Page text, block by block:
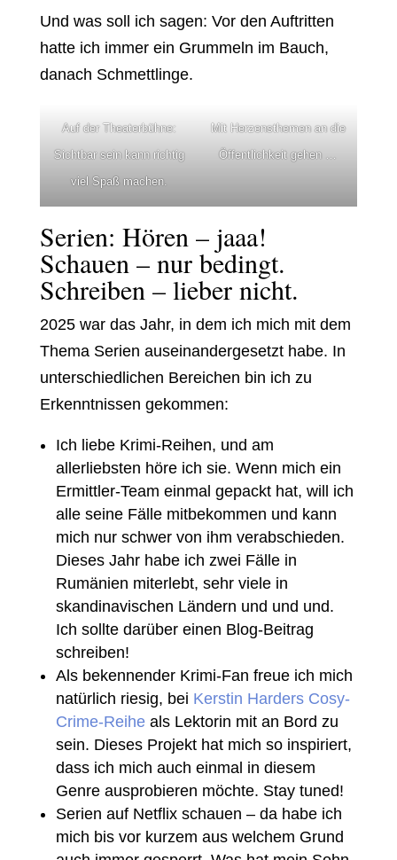
Und was soll ich sagen: Vor den Auftritten
hatte ich immer ein Grummeln im Bauch,
danach Schmettlinge.
Auf der Theaterbühne:
Sichtbar sein kann richtig
viel Spaß machen.
Mit Herzensthemen an die
Öffentlichkeit gehen …
Serien: Hören – jaaa!
Schauen – nur bedingt.
Schreiben – lieber nicht.
2025 war das Jahr, in dem ich mich mit dem
Thema Serien auseinandergesetzt habe. In
unterschiedlichen Bereichen bin ich zu
Erkenntnissen gekommen:
Ich liebe Krimi-Reihen, und am
allerliebsten höre ich sie. Wenn mich ein
Ermittler-Team einmal gepackt hat, will ich
alle seine Fälle mitbekommen und kann
mich nur schwer von ihm verabschieden.
Dieses Jahr habe ich zwei Fälle in
Rumänien miterlebt, sehr viele in
skandinavischen Ländern und und und.
Ich sollte darüber einen Blog-Beitrag
schreiben!
Als bekennender Krimi-Fan freue ich mich
natürlich riesig, bei Kerstin Harders Cosy-
Crime-Reiheals Lektorin mit an Bord zu
sein. Dieses Projekt hat mich so inspiriert,
dass ich mich auch einmal in diesem
Genre ausprobieren möchte. Stay tuned!
Serien auf Netflix schauen – da habe ich
mich bis vor kurzem aus welchem Grund